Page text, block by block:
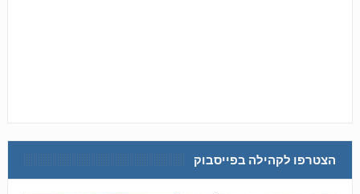
הצטרפו לקהילה בפייסבוק